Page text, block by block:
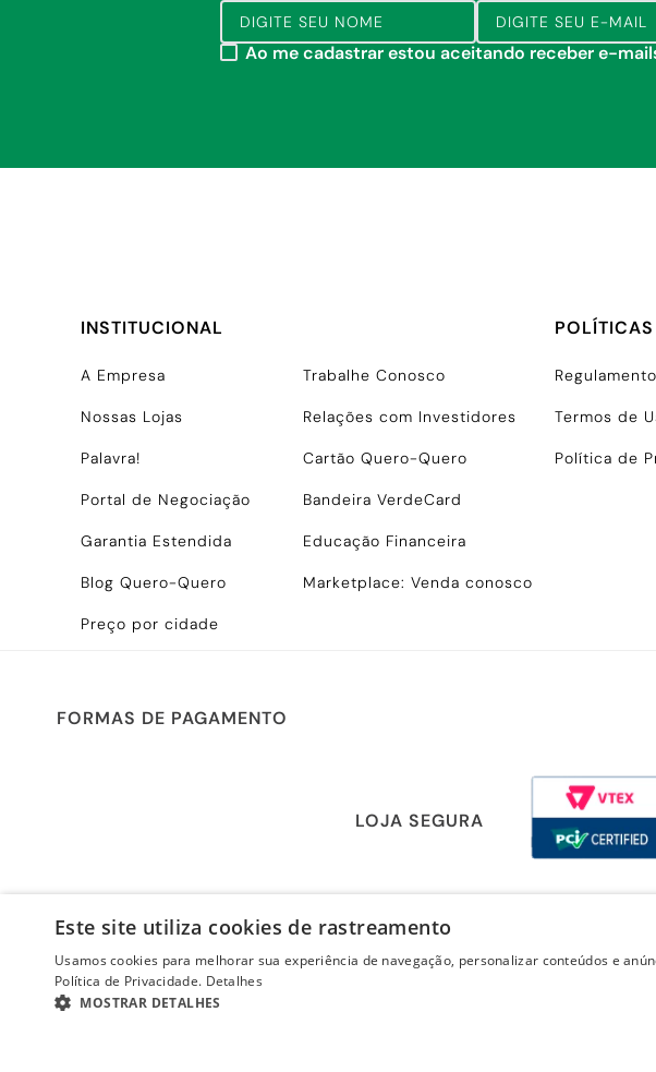
Ao me cadastrar estou aceitando receber e-
INSTITUCIONAL
A Empresa Trabalhe Conosco
Nossas Lojas Relações com Investidores
Palavra! Cartão Quero-Quero
Portal de Negociação Bandeira VerdeCard
Garantia Estendida Educação Financeira
Blog Quero-Quero Marketplace: Venda conosco
Preço por cidade
POLÍTICAS
Termos de
Política de
FORMAS DE PAGAMENTO
LOJA SEGURA
Este site utiliza cookies de rastreamento
Usamos cookies para melhorar sua experiência de navegação, personalizar conteúdos e
Política de Privacidade. Detalhes
MOSTRAR DETALHES